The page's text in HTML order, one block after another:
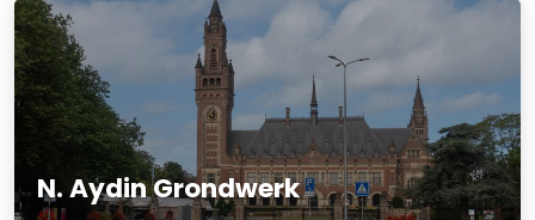
N. Aydin Grondwerk